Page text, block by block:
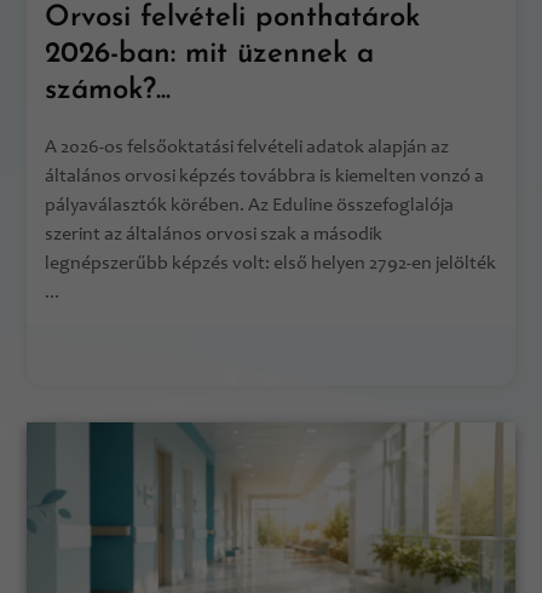
Orvosi felvételi ponthatárok
2026-ban: mit üzennek a
számok?...
A 2026-os felsőoktatási felvételi adatok alapján az
általános orvosi képzés továbbra is kiemelten vonzó a
pályaválasztók körében. Az Eduline összefoglalója
szerint az általános orvosi szak a második
legnépszerűbb képzés volt: első helyen 2792-en jelölték
...